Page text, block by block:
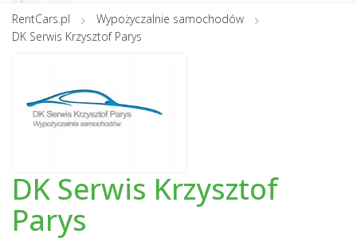
RentCars.pl
Wypożyczalnie samochodów
DK Serwis Krzysztof Parys
DK Serwis Krzysztof
Parys